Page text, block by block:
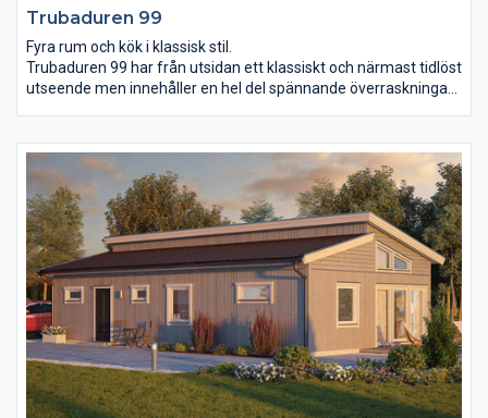
Trubaduren 99
Fyra rum och kök i klassisk stil.
Trubaduren 99 har från utsidan ett klassiskt och närmast tidlöst
utseende men innehåller en hel del spännande överraskningar
vardagsrum. Mycket innehåll på liten yta passar till exempel dig
som inte vill ha onödiga kvadratmetrar att städa och hålla efter.
Köket och vardagsrummet är öppet upp till taknock och får
därmed extra luft och rymd.